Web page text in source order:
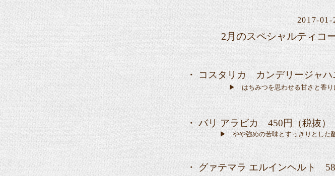
2017-01-
2月のスペシャルティコ
・ コスタリカ カンデリージャ
▶ はちみつを思わせる甘さと香りに
・ バリ アラビカ 450円（税抜
▶ やや強めの苦味とすっきりとした酸味
・ グァテマラ エルインヘルト